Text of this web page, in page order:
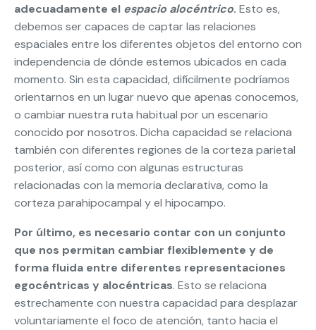
adecuadamente el espacio alocéntrico. Esto es,
debemos ser capaces de captar las relaciones
espaciales entre los diferentes objetos del entorno con
independencia de dónde estemos ubicados en cada
momento. Sin esta capacidad, difícilmente podríamos
orientarnos en un lugar nuevo que apenas conocemos,
o cambiar nuestra ruta habitual por un escenario
conocido por nosotros. Dicha capacidad se relaciona
también con diferentes regiones de la corteza parietal
posterior, así como con algunas estructuras
relacionadas con la memoria declarativa, como la
corteza parahipocampal y el hipocampo.
Por último, es necesario contar con un conjunto
que nos permitan cambiar flexiblemente y de
forma fluida entre diferentes representaciones
egocéntricas y alocéntricas. Esto se relaciona
estrechamente con nuestra capacidad para desplazar
voluntariamente el foco de atención, tanto hacia el